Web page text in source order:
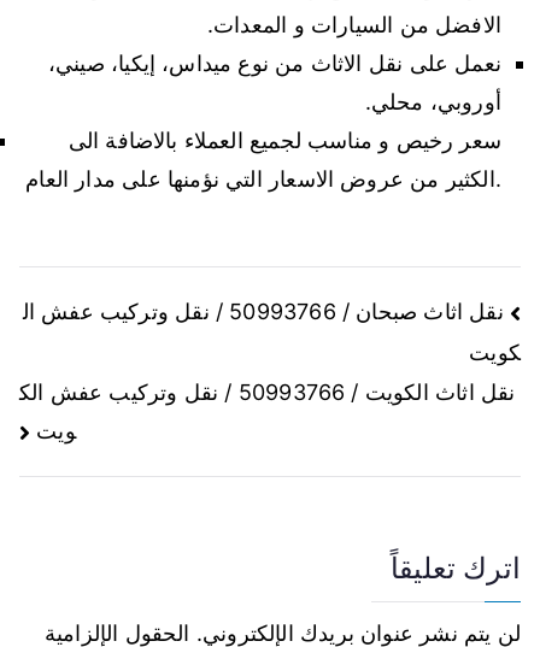
الافضل من السيارات و المعدات.
نعمل على نقل الاثاث من نوع ميداس، إيكيا، صيني،
أوروبي، محلي.
سعر رخيص و مناسب لجميع العملاء بالاضافة الى
الكثير من عروض الاسعار التي نؤمنها على مدار العام.
نقل اثاث صبحان / 50993766 / نقل وتركيب عفش ال
كويت
نقل اثاث الكويت / 50993766 / نقل وتركيب عفش الك
ويت
اترك تعليقاً
لن يتم نشر عنوان بريدك الإلكتروني. الحقول الإلزامية